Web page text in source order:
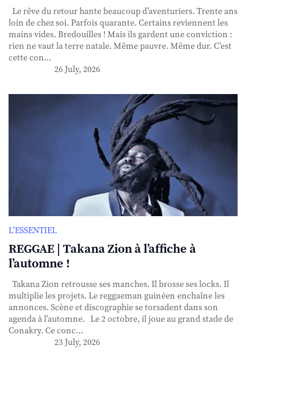
Le rêve du retour hante beaucoup d’aventuriers. Trente ans
loin de chez soi. Parfois quarante. Certains reviennent les
mains vides. Bredouilles ! Mais ils gardent une conviction :
rien ne vaut la terre natale. Même pauvre. Même dur. C’est
cette con...
26 July, 2026
L’ESSENTIEL
REGGAE | Takana Zion à l’affiche à
l’automne !
Takana Zion retrousse ses manches. Il brosse ses locks. Il
multiplie les projets. Le reggaeman guinéen enchaîne les
annonces. Scène et discographie se torsadent dans son
agenda à l’automne. Le 2 octobre, il joue au grand stade de
Conakry. Ce conc...
23 July, 2026